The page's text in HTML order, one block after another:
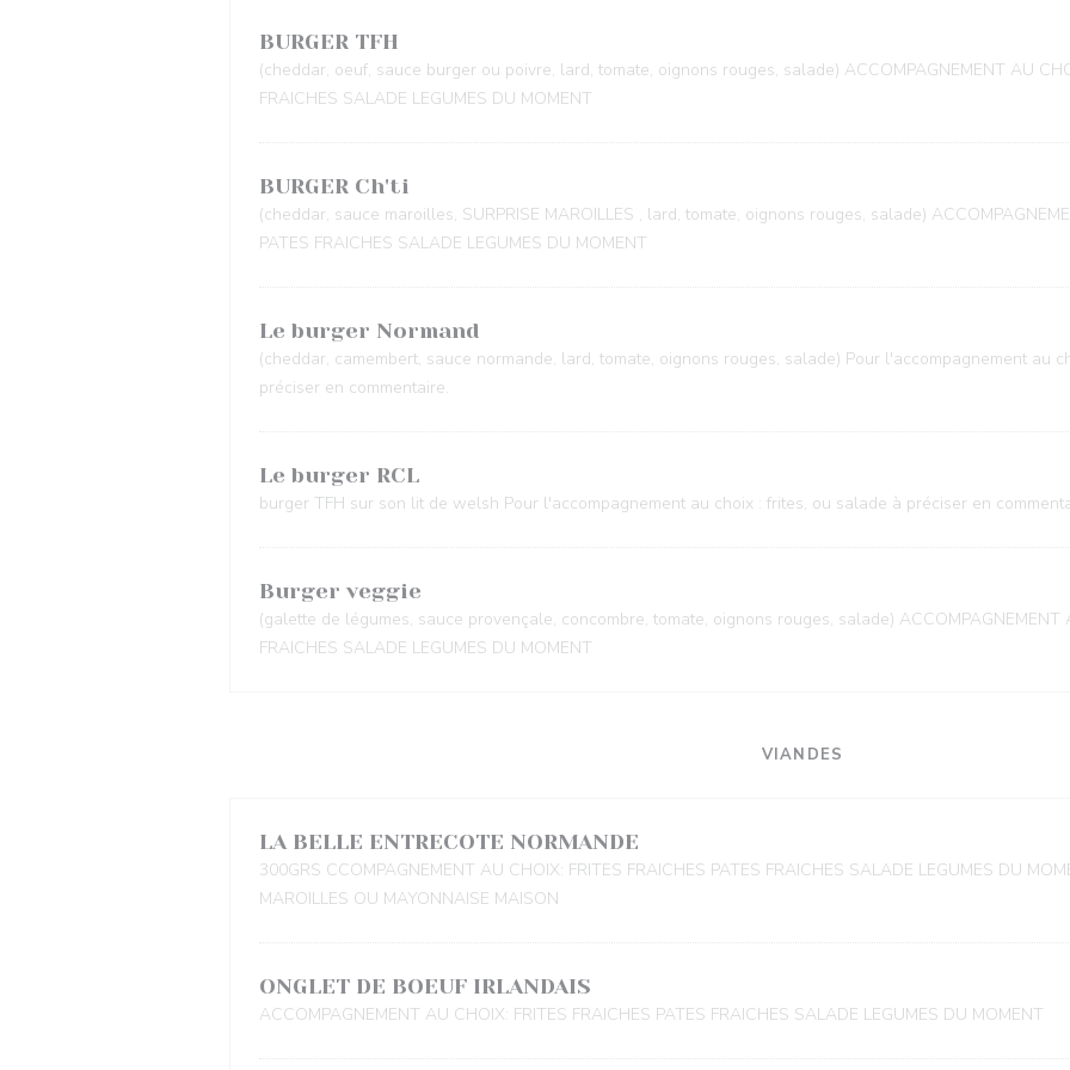
BURGER TFH
(cheddar, oeuf, sauce burger ou poivre, lard, tomate, oignons rouges, salade) ACCOMPAGNEMENT AU
FRAICHES SALADE LEGUMES DU MOMENT
BURGER Ch'ti
(cheddar, sauce maroilles, SURPRISE MAROILLES , lard, tomate, oignons rouges, salade)
PATES FRAICHES SALADE LEGUMES DU MOMENT
Le burger Normand
(cheddar, camembert, sauce normande, lard, tomate, oignons rouges, salade) Pour l'accompagnement au
préciser en commentaire.
Le burger RCL
burger TFH sur son lit de welsh Pour l'accompagnement au choix : frites, ou salade à préciser en
Burger veggie
(galette de légumes, sauce provençale, concombre, tomate, oignons rouges, salade) ACCOMPAGNEMENT
FRAICHES SALADE LEGUMES DU MOMENT
VIANDES
LA BELLE ENTRECOTE NORMANDE
300GRS CCOMPAGNEMENT AU CHOIX: FRITES FRAICHES PATES FRAICHES SALADE LEGUMES DU
MAROILLES OU MAYONNAISE MAISON
ONGLET DE BOEUF IRLANDAIS
ACCOMPAGNEMENT AU CHOIX: FRITES FRAICHES PATES FRAICHES SALADE LEGUMES DU MOMENT